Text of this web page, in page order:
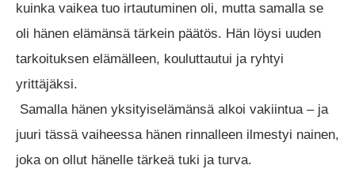
kuinka vaikea tuo irtautuminen oli, mutta samalla se
oli hänen elämänsä tärkein päätös. Hän löysi uuden
tarkoituksen elämälleen, kouluttautui ja ryhtyi
yrittäjäksi.
Samalla hänen yksityiselämänsä alkoi vakiintua – ja
juuri tässä vaiheessa hänen rinnalleen ilmestyi nainen,
joka on ollut hänelle tärkeä tuki ja turva.